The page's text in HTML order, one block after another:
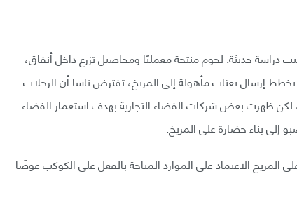
حديثة: لحوم منتجة معمليًا ومحاصيل تزرع داخل أنفاق،
إرسال بعثات مأهولة إلى المريخ، تفترض ناسا أن الرحلات
لكن ظهرت بعض شركات الفضاء التجارية بهدف استعمار الفضاء
المريخ الاعتماد على الموارد المتاحة بالفعل على الكوكب عوضًا